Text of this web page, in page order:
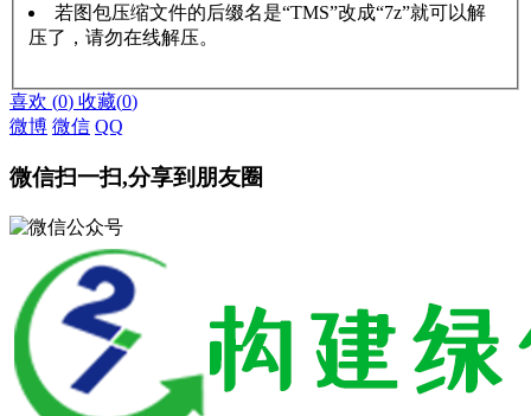
若图包压缩文件的后缀名是“TMS”改成“7z”就可以解
压了，请勿在线解压。
喜欢 (0) 收藏(0)
微博 微信 QQ
微信扫一扫,分享到朋友圈